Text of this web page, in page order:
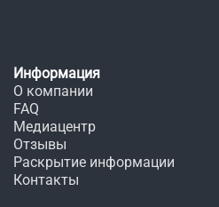
Информация
О компании
FAQ
Медиацентр
Отзывы
Раскрытие информации
Контакты